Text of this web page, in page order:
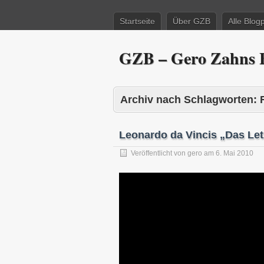
Startseite Über GZB Alle
GZB – Gero Zahns
Archiv nach Schlagworten:
Leonardo da Vincis „Das
Veröffentlicht von gero am 6. Mai 2010